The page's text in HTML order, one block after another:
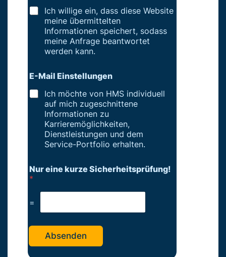
Ich willige ein, dass diese Website
meine übermittelten
Informationen speichert, sodass
meine Anfrage beantwortet
werden kann.
E-Mail Einstellungen
Ich möchte von HMS individuell
auf mich zugeschnittene
Informationen zu
Karrieremöglichkeiten,
Dienstleistungen und dem
Service-Portfolio erhalten.
Nur eine kurze Sicherheitsprüfung!
*
=
Absenden